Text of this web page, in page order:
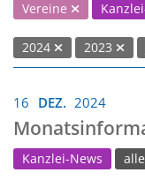
Vereine
2024 2023
16 DEZ. 2024
Kanzlei-News